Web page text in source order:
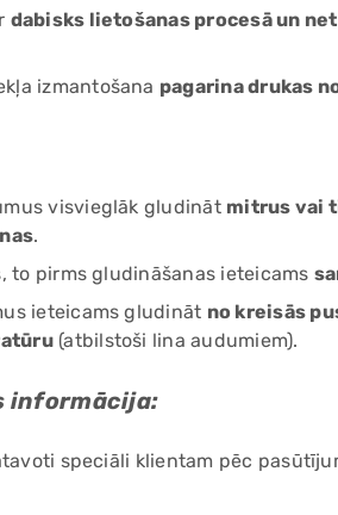
dabisks lietošanas procesā un
izmantošana pagarina drukas
visvieglāk gludināt mitrus vai
.
to pirms gludināšanas ieteicams
ieteicams gludināt no kreisās
(atbilstoši lina audumiem).
informācija:
speciāli klientam pēc